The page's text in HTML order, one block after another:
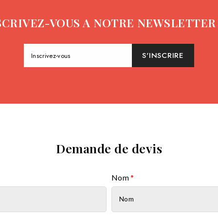
VOUS A NOTRE
Inscrivez-vous S'INSCRIRE
Demande de devis
Nom*